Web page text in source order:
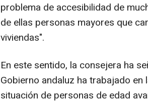
problema de accesibilidad de
de ellas personas mayores que
viviendas".
En este sentido, la consejera ha
Gobierno andaluz ha trabajado
situación de personas de edad